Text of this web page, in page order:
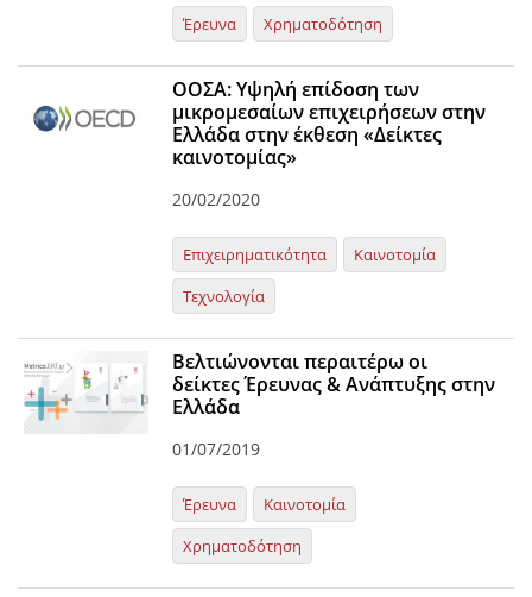
Έρευνα Χρηματοδότηση
ΟΟΣΑ: Υψηλή επίδοση των
μικρομεσαίων επιχειρήσεων στην
Ελλάδα στην έκθεση «Δείκτες
καινοτομίας»
20/02/2020
Επιχειρηματικότητα
Καινοτομία
Τεχνολογία
Βελτιώνονται περαιτέρω οι
δείκτες Έρευνας & Ανάπτυξης στην
Ελλάδα
01/07/2019
Έρευνα
Καινοτομία
Χρηματοδότηση